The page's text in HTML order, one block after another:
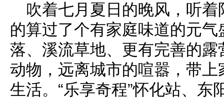
吹着七月夏日的晚风，听
的算过了个有家庭味道的元
落、溪流草地、更有完善的
动物，远离城市的喧嚣，带
生活。“乐享奇程”怀化站、